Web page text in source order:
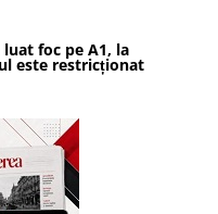
foc pe A1, la
este restricționat